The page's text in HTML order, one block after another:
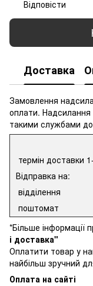
Відповісти
Доставка
Замовлення
оплати. Надсилання
такими службами
термін доставки
Відправка на:
відділення
поштомат
*Більше інформації
і доставка"
Оплатити товар у
найбільш зручний
Оплата на сайті